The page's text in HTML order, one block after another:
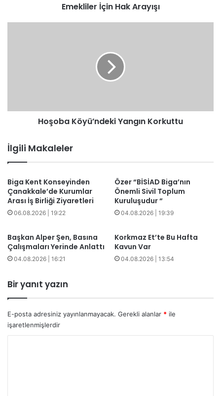
Emekliler İçin Hak Arayışı
Hoşoba Köyü’ndeki Yangın Korkuttu
İlgili Makaleler
Biga Kent Konseyinden
Çanakkale’de Kurumlar
Arası İş Birliği Ziyaretleri
06.08.2026 | 19:22
Özer “BİSİAD Biga’nın
Önemli Sivil Toplum
Kuruluşudur “
04.08.2026 | 19:39
Başkan Alper Şen, Basına
Çalışmaları Yerinde Anlattı
04.08.2026 | 16:21
Korkmaz Et’te Bu Hafta
Kavun Var
04.08.2026 | 13:54
Bir yanıt yazın
E-posta adresiniz yayınlanmayacak. Gerekli alanlar * ile
işaretlenmişlerdir